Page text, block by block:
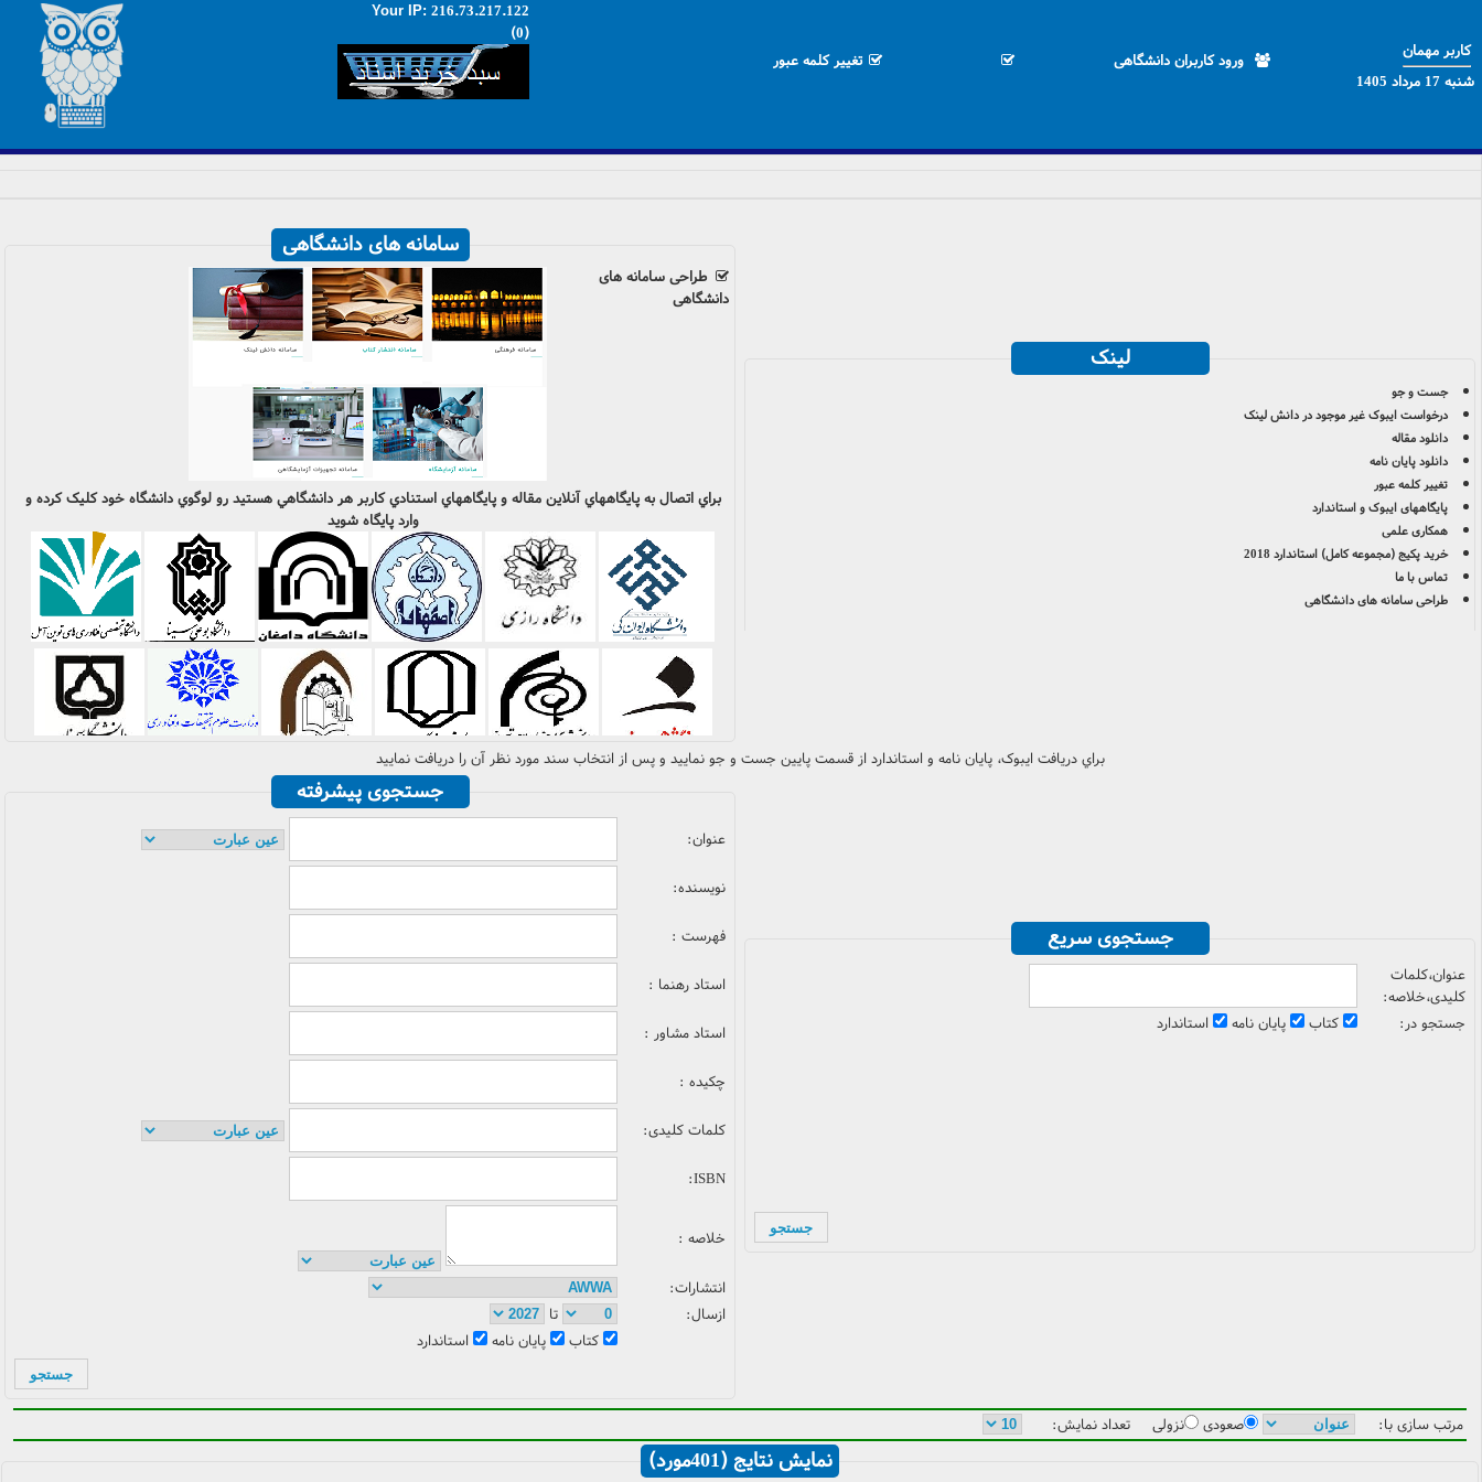
کاربر مهمان
شنبه 17 مرداد 1405
216.73.217.122
:Your IP
ورود کاربران دانشگاهی تغییر کلمه عبور
(0)
لینک
جست و جو
درخواست ایبوک غير موجود در دانش لينک
دانلود مقاله
دانلود پایان نامه
تغییر کلمه عبور
پایگاههای ایبوک و استاندارد
همکاری علمی
خرید پکیج (مجموعه کامل) استاندارد 2018
تماس با ما
طراحی سامانه های دانشگاهی
سامانه های دانشگاهی
طراحی سامانه های
دانشگاهی
براي اتصال به پايگاههاي آنلاين مقاله و پايگاههاي استنادي کاربر هر دانشگاهي هستيد رو لوگوي دانشگاه خود کليک کرده و
وارد پايگاه شويد
براي دريافت ايبوک، پايان نامه و استاندارد از قسمت پايين جست و جو نماييد و پس از انتخاب سند مورد نظر آن را دريافت نماييد
جستجوی سریع
عنوان،کلمات
کلیدی،خلاصه:
جستجو در:
کتاب پایان نامه استاندارد
جستجوی پیشرفته
عنوان:
نویسنده:
فهرست :
استاد رهنما :
استاد مشاور :
چکیده :
کلمات کلیدی:
ISBN:
خلاصه :
انتشارات:
ازسال:
کتاب
پایان نامه استاندارد
مرتب سازی با: صعودی نزولی تعداد نمایش:
نمایش نتایج (401مورد)